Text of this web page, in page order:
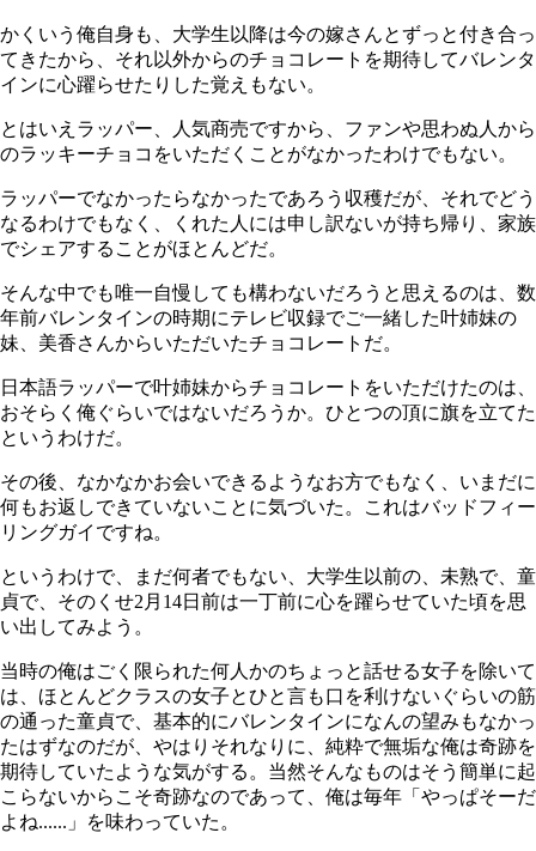
かくいう俺自身も、大学生以降は今の嫁さんとずっと付き合っ
てきたから、それ以外からのチョコレートを期待してバレンタ
インに心躍らせたりした覚えもない。
とはいえラッパー、人気商売ですから、ファンや思わぬ人から
のラッキーチョコをいただくことがなかったわけでもない。
ラッパーでなかったらなかったであろう収穫だが、それでどう
なるわけでもなく、くれた人には申し訳ないが持ち帰り、家族
でシェアすることがほとんどだ。
そんな中でも唯一自慢しても構わないだろうと思えるのは、数
年前バレンタインの時期にテレビ収録でご一緒した叶姉妹の
妹、美香さんからいただいたチョコレートだ。
日本語ラッパーで叶姉妹からチョコレートをいただけたのは、
おそらく俺ぐらいではないだろうか。ひとつの頂に旗を立てた
というわけだ。
その後、なかなかお会いできるようなお方でもなく、いまだに
何もお返しできていないことに気づいた。これはバッドフィー
リングガイですね。
というわけで、まだ何者でもない、大学生以前の、未熟で、童
貞で、そのくせ2月14日前は一丁前に心を躍らせていた頃を思
い出してみよう。
当時の俺はごく限られた何人かのちょっと話せる女子を除いて
は、ほとんどクラスの女子とひと言も口を利けないぐらいの筋
の通った童貞で、基本的にバレンタインになんの望みもなかっ
たはずなのだが、やはりそれなりに、純粋で無垢な俺は奇跡を
期待していたような気がする。当然そんなものはそう簡単に起
こらないからこそ奇跡なのであって、俺は毎年「やっぱそーだ
よね......」を味わっていた。